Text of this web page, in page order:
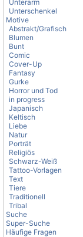
Unterarm
Unterschenkel
Motive
Abstrakt/Grafisch
Blumen
Bunt
Comic
Cover-Up
Fantasy
Gurke
Horror und Tod
in progress
Japanisch
Keltisch
Liebe
Natur
Porträt
Religiös
Schwarz-Weiß
Tattoo-Vorlagen
Text
Tiere
Traditionell
Tribal
Suche
Super-Suche
Häufige Fragen